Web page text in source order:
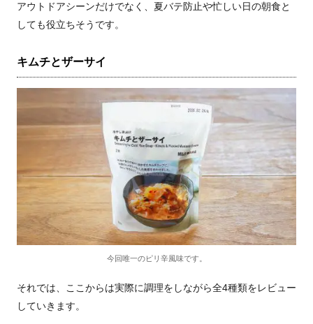
アウトドアシーンだけでなく、夏バテ防止や忙しい日の朝食と
しても役立ちそうです。
キムチとザーサイ
今回唯一のピリ辛風味です。
それでは、ここからは実際に調理をしながら全4種類をレビュー
していきます。